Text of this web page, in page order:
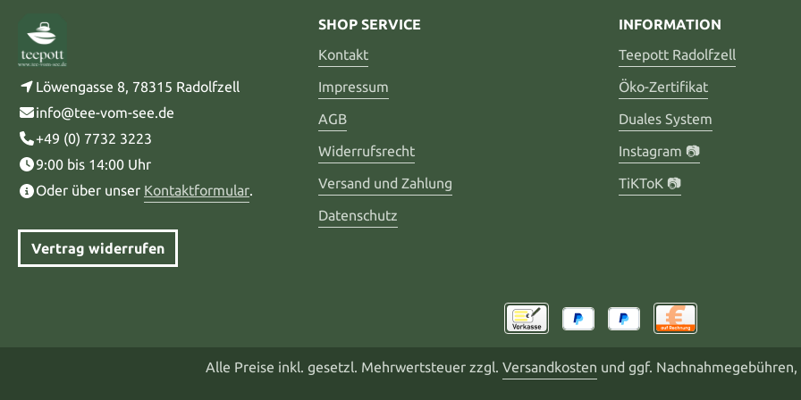
Löwengasse 8, 78315 Radolfzell
info@tee-vom-see.de
+49 (0) 7732 3223
9:00 bis 14:00 Uhr
Oder über unser Kontaktformular.
Vertrag widerrufen
SHOP SERVICE
Kontakt
Impressum
AGB
Widerrufsrecht
Versand und Zahlung
Datenschutz
INFORMATION
Teepott Radolfzell
Öko-Zertifikat
Duales System
Instagram 📷
TiKToK 📷
Alle Preise inkl. gesetzl. Mehrwertsteuer zzgl. Versandkosten und ggf.